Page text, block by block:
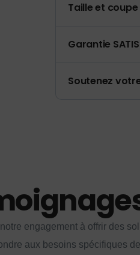
Taille et coupe
Garantie
Soutenez
engagement à offrir des
aux besoins spécifiques